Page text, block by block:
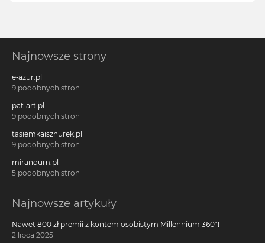
Najnowsze strony
e-azur.pl
9 podobnych stron
pat-art.pl
9 podobnych stron
tasiemkaisznurek.pl
9 podobnych stron
mirandum.pl
5 podobnych stron
Najnowsze artykuły
Nawet 800 zł premii z kontem osobistym Millennium 360°!
2 lipca 2025